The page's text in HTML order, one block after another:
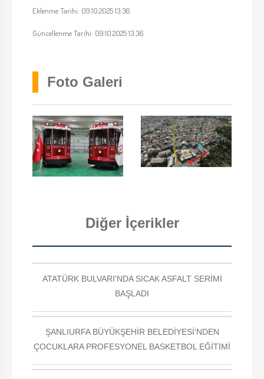
Eklenme Tarihi: 09.10.2025 13:36
Güncellenme Tarihi: 09.10.2025 13:36
Foto Galeri
Diğer İçerikler
ATATÜRK BULVARI'NDA SICAK ASFALT SERİMİ
BAŞLADI
ŞANLIURFA BÜYÜKŞEHİR BELEDİYESİ’NDEN
ÇOCUKLARA PROFESYONEL BASKETBOL EĞİTİMİ